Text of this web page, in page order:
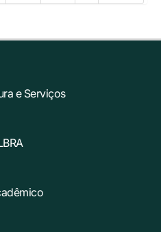
e Serviços